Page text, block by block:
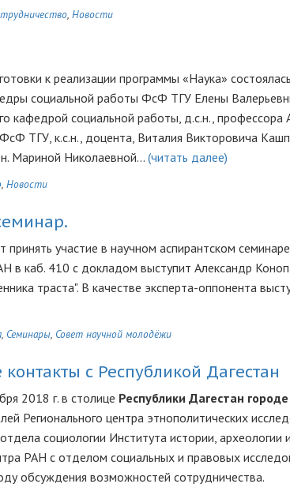
, Новости
к реализации программы «Наука»
социальной работы ФсФ ТГУ Елены
кафедрой социальной работы, д.с.н., профессора
ТГУ, к.с.н., доцента, Виталия Викторовича
Мариной Николаевной… (читать далее)
, Новости
участие в научном аспирантском
в каб. 410 с докладом выступит Александр
траста". В качестве эксперта-оппонента
, Семинары, Совет научной молодёжи
с Республикой Дагестан
2018 г. в столице Республики Дагестан
Регионального центра этнополитических
социологии Института истории, археологии
РАН с отделом социальных и правовых
обсуждения возможностей сотрудничества.